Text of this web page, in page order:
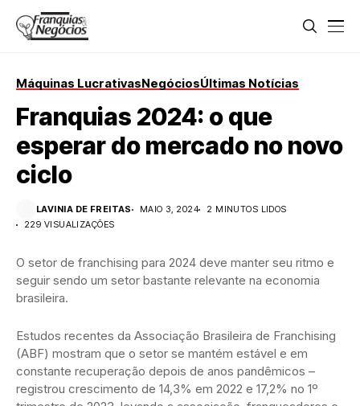
Máquinas LucrativasNegóciosÚltimas Notícias
Franquias 2024: o que
esperar do mercado no novo
ciclo
LAVINIA DE FREITAS MAIO 3, 2024
2 MINUTOS LIDOS
229 VISUALIZAÇÕES
O setor de franchising para 2024 deve manter seu ritmo e
seguir sendo um setor bastante relevante na economia
brasileira.
Estudos recentes da Associação Brasileira de Franchising
(ABF) mostram que o setor se mantém estável e em
constante recuperação depois de anos pandêmicos –
registrou crescimento de 14,3% em 2022 e 17,2% no 1º